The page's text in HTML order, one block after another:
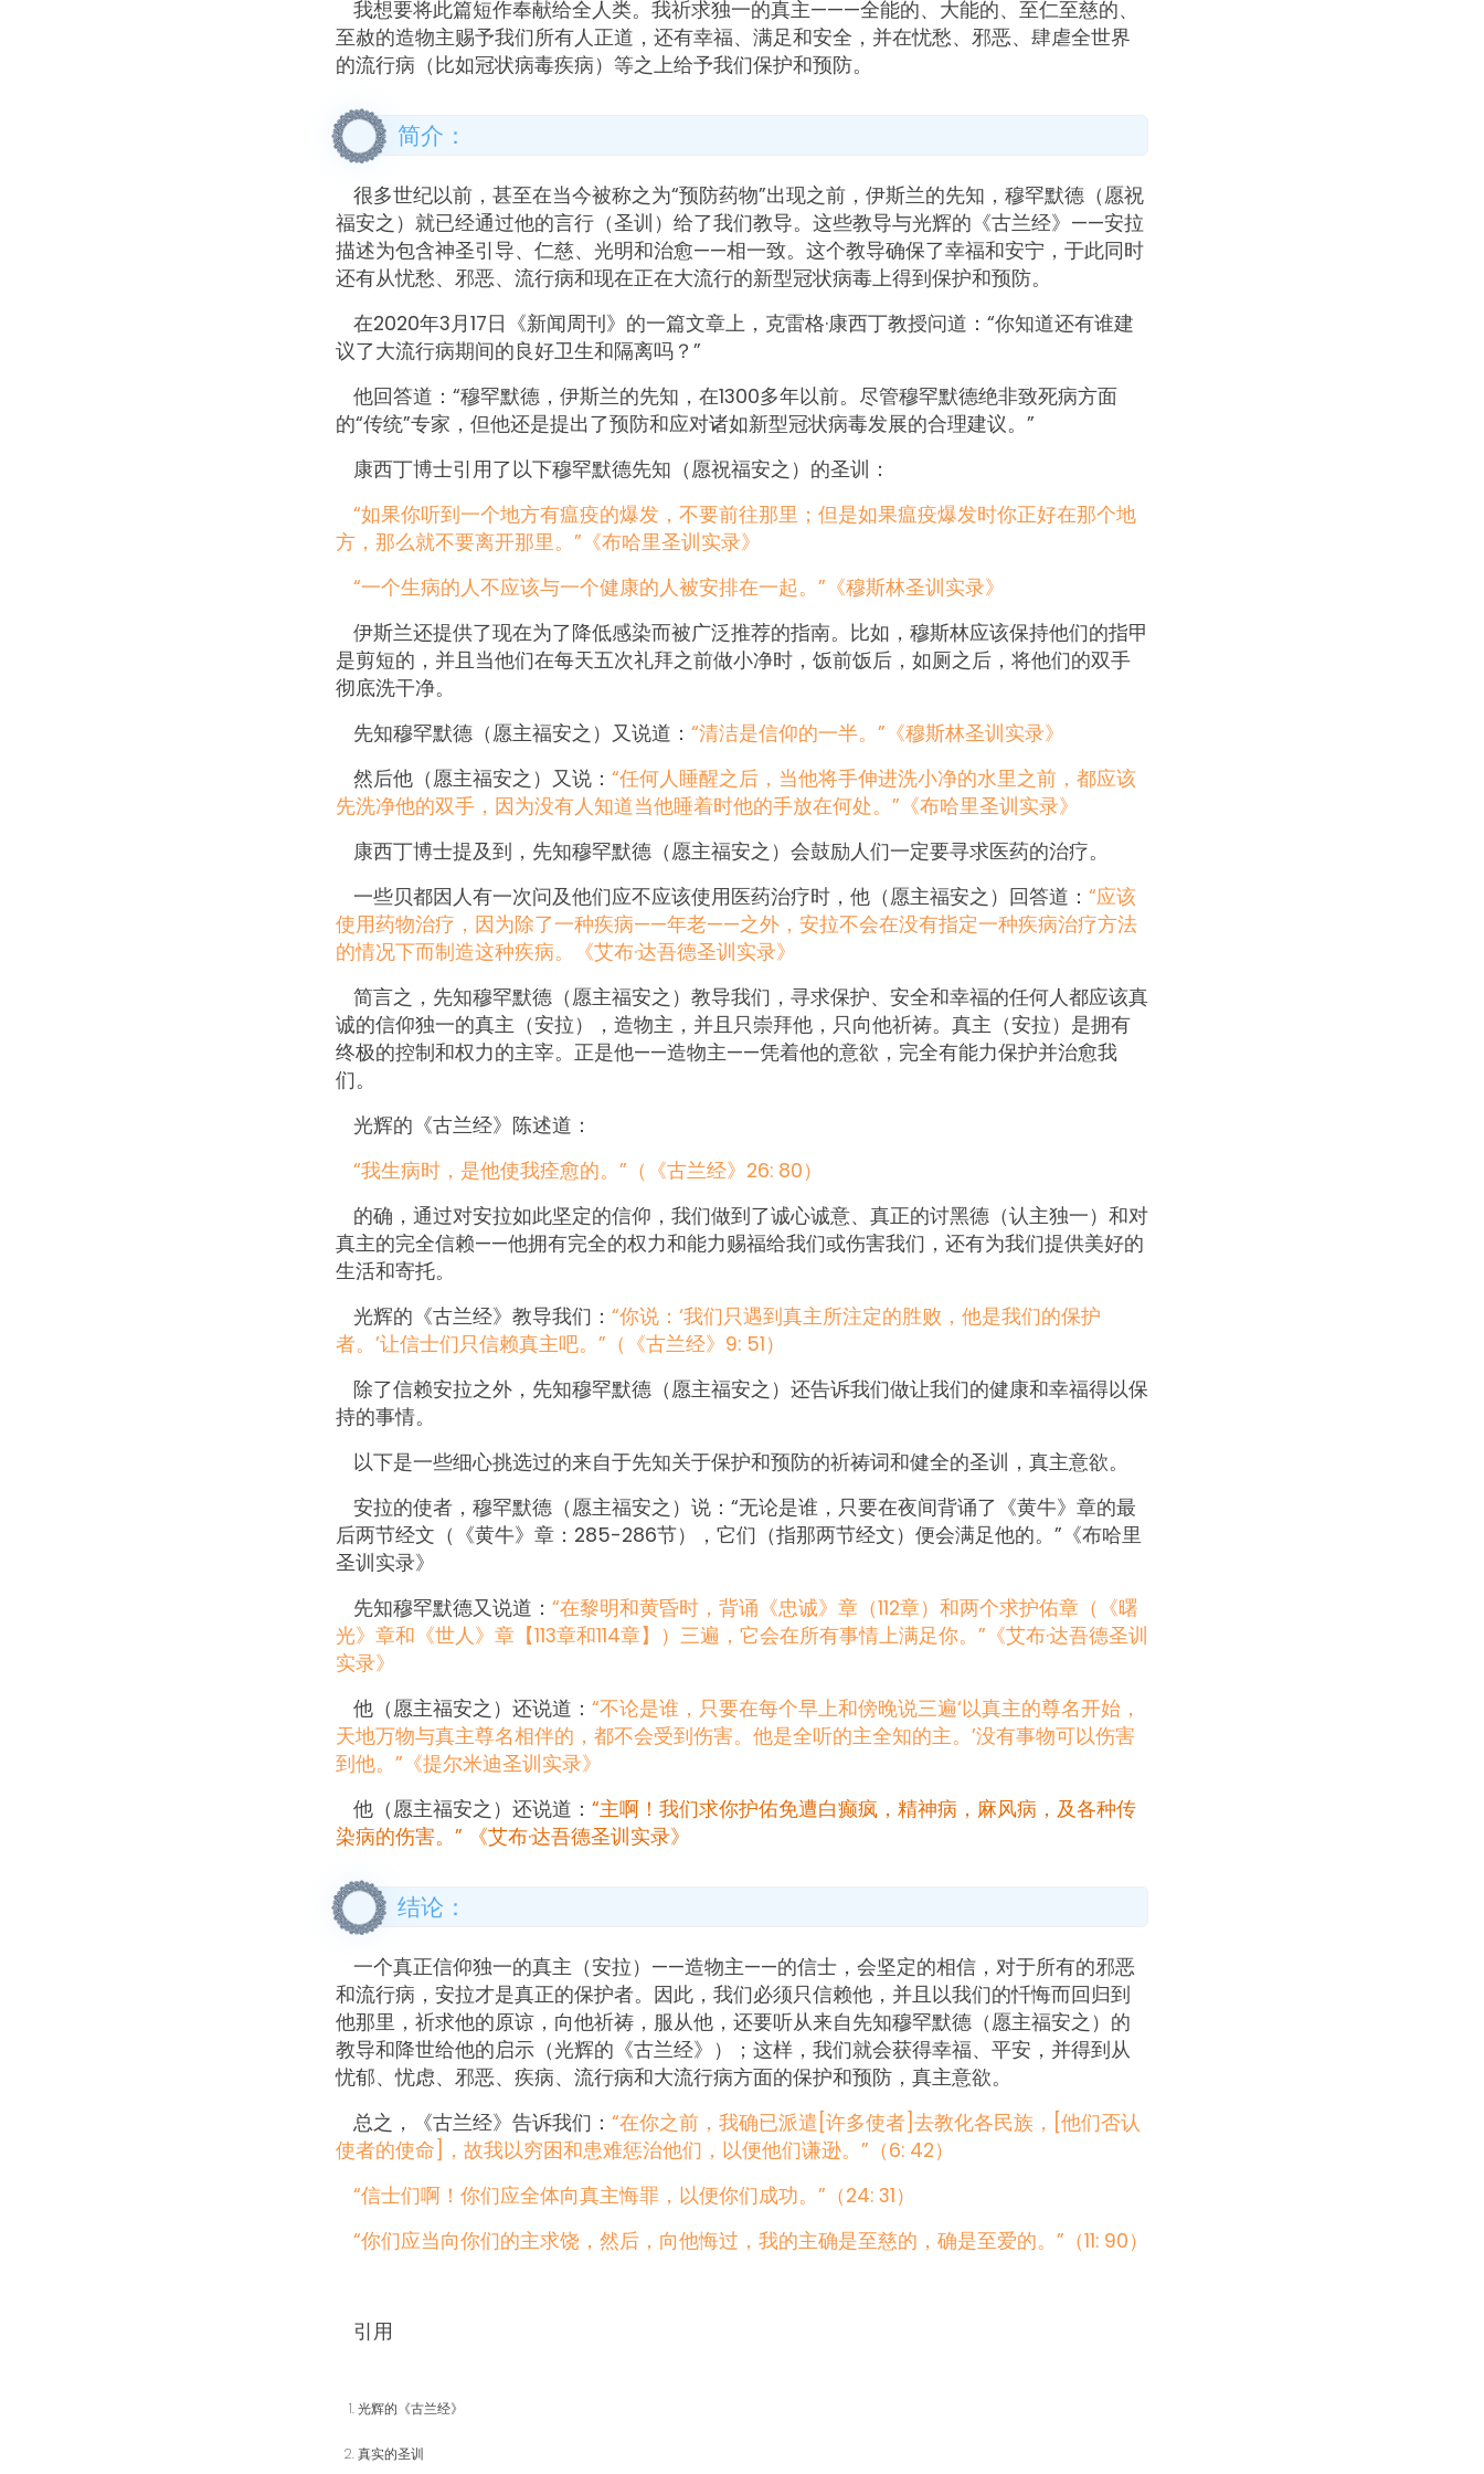
我想要将此篇短作奉献给全人类。我祈求独一的真主———全能的、大能的、至仁至慈的、
至赦的造物主赐予我们所有人正道，还有幸福、满足和安全，并在忧愁、邪恶、肆虐全世界
的流行病（比如冠状病毒疾病）等之上给予我们保护和预防。
简介：
很多世纪以前，甚至在当今被称之为“预防药物”出现之前，伊斯兰的先知，穆罕默德（愿祝
福安之）就已经通过他的言行（圣训）给了我们教导。这些教导与光辉的《古兰经》——安拉
描述为包含神圣引导、仁慈、光明和治愈——相一致。这个教导确保了幸福和安宁，于此同时
还有从忧愁、邪恶、流行病和现在正在大流行的新型冠状病毒上得到保护和预防。
在2020年3月17日《新闻周刊》的一篇文章上，克雷格·康西丁教授问道：“你知道还有谁建
议了大流行病期间的良好卫生和隔离吗？”
他回答道：“穆罕默德，伊斯兰的先知，在1300多年以前。尽管穆罕默德绝非致死病方面
的“传统”专家，但他还是提出了预防和应对诸如新型冠状病毒发展的合理建议。”
康西丁博士引用了以下穆罕默德先知（愿祝福安之）的圣训：
“如果你听到一个地方有瘟疫的爆发，不要前往那里；但是如果瘟疫爆发时你正好在那个地
方，那么就不要离开那里。”《布哈里圣训实录》
“一个生病的人不应该与一个健康的人被安排在一起。”《穆斯林圣训实录》
伊斯兰还提供了现在为了降低感染而被广泛推荐的指南。比如，穆斯林应该保持他们的指甲
是剪短的，并且当他们在每天五次礼拜之前做小净时，饭前饭后，如厕之后，将他们的双手
彻底洗干净。
先知穆罕默德（愿主福安之）又说道： “清洁是信仰的一半。” 《穆斯林圣训实录》
然后他（愿主福安之）又说： “任何人睡醒之后，当他将手伸进洗小净的水里之前，都应该
先洗净他的双手，因为没有人知道当他睡着时他的手放在何处。” 《布哈里圣训实录》
康西丁博士提及到，先知穆罕默德（愿主福安之）会鼓励人们一定要寻求医药的治疗。
一些贝都因人有一次问及他们应不应该使用医药治疗时，他（愿主福安之）回答道： “应该
使用药物治疗，因为除了一种疾病——年老——之外，安拉不会在没有指定一种疾病治疗方法
的情况下而制造这种疾病。《艾布·达吾德圣训实录》
简言之，先知穆罕默德（愿主福安之）教导我们，寻求保护、安全和幸福的任何人都应该真
诚的信仰独一的真主（安拉），造物主，并且只崇拜他，只向他祈祷。真主（安拉）是拥有
终极的控制和权力的主宰。正是他——造物主——凭着他的意欲，完全有能力保护并治愈我
们。
光辉的《古兰经》陈述道：
“我生病时，是他使我痊愈的。”（《古兰经》26: 80）
的确，通过对安拉如此坚定的信仰，我们做到了诚心诚意、真正的讨黑德（认主独一）和对
真主的完全信赖——他拥有完全的权力和能力赐福给我们或伤害我们，还有为我们提供美好的
生活和寄托。
光辉的《古兰经》教导我们： “你说：‘我们只遇到真主所注定的胜败，他是我们的保护
者。’让信士们只信赖真主吧。”（《古兰经》9: 51）
除了信赖安拉之外，先知穆罕默德（愿主福安之）还告诉我们做让我们的健康和幸福得以保
持的事情。
以下是一些细心挑选过的来自于先知关于保护和预防的祈祷词和健全的圣训，真主意欲。
安拉的使者，穆罕默德（愿主福安之）说：“无论是谁，只要在夜间背诵了《黄牛》章的最
后两节经文（《黄牛》章：285-286节），它们（指那两节经文）便会满足他的。”《布哈里
圣训实录》
先知穆罕默德又说道： “在黎明和黄昏时，背诵《忠诚》章（112章）和两个求护佑章（《曙
光》章和《世人》章【113章和114章】）三遍，它会在所有事情上满足你。”《艾布·达吾德圣训
实录》
他（愿主福安之）还说道： “不论是谁，只要在每个早上和傍晚说三遍‘以真主的尊名开始，
天地万物与真主尊名相伴的，都不会受到伤害。他是全听的主全知的主。’没有事物可以伤害
到他。”《提尔米迪圣训实录》
他（愿主福安之）还说道： “主啊！我们求你护佑免遭白癫疯，精神病，麻风病，及各种传
染病的伤害。” 《艾布·达吾德圣训实录》
结论：
一个真正信仰独一的真主（安拉）——造物主——的信士，会坚定的相信，对于所有的邪恶
和流行病，安拉才是真正的保护者。因此，我们必须只信赖他，并且以我们的忏悔而回归到
他那里，祈求他的原谅，向他祈祷，服从他，还要听从来自先知穆罕默德（愿主福安之）的
教导和降世给他的启示（光辉的《古兰经》）；这样，我们就会获得幸福、平安，并得到从
忧郁、忧虑、邪恶、疾病、流行病和大流行病方面的保护和预防，真主意欲。
总之，《古兰经》告诉我们： “在你之前，我确已派遣[许多使者]去教化各民族，[他们否认
使者的使命]，故我以穷困和患难惩治他们，以便他们谦逊。”（6: 42）
“信士们啊！你们应全体向真主悔罪，以便你们成功。”（24: 31）
“你们应当向你们的主求饶，然后，向他悔过，我的主确是至慈的，确是至爱的。”（11: 90）
引用
光辉的《古兰经》
真实的圣训